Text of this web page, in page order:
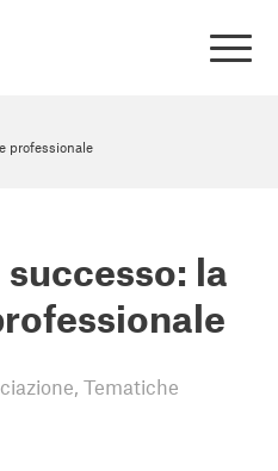
professionale
la
,Tematiche